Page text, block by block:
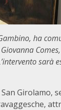
ha
sarà
Girolamo,